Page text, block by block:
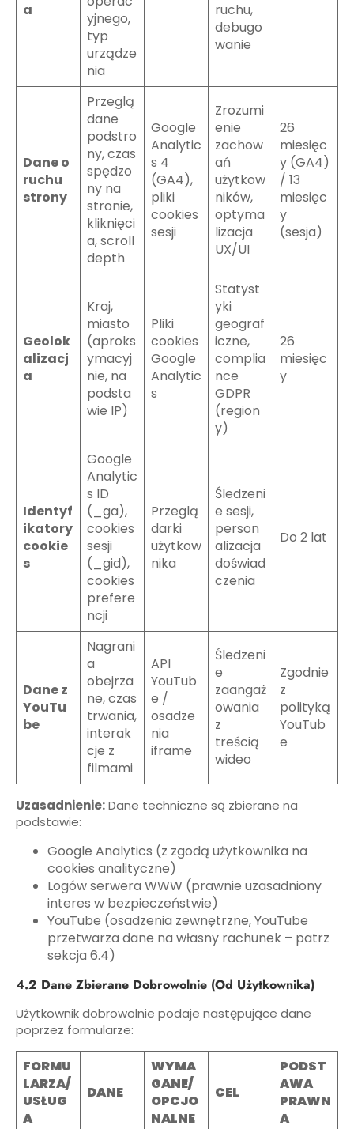
a
yjnego,
typ
urządze
nia
ruchu,
debugo
wanie
Dane o
ruchu
strony
Przeglą
dane
podstro
ny, czas
spędzo
ny na
stronie,
kliknięci
a, scroll
depth
Google
Analytic
s 4
(GA4),
pliki
cookies
sesji
Zrozumi
enie
zachow
ań
użytkow
ników,
optyma
lizacja
UX/UI
26
miesięc
y (GA4)
/ 13
miesięc
y
(sesja)
Geolok
alizacj
a
Kraj,
miasto
(aproks
ymacyj
nie, na
podsta
wie IP)
Pliki
cookies
Google
Analytic
s
Statyst
yki
geograf
iczne,
complia
nce
GDPR
(region
y)
26
miesięc
y
Identyf
ikatory
cookie
s
Google
Analytic
s ID
(_ga),
cookies
sesji
(_gid),
cookies
prefere
ncji
Przeglą
darki
użytkow
nika
Śledzeni
e sesji,
person
alizacja
doświad
czenia
Do 2 lat
Dane z
YouTu
be
Nagrani
a
obejrza
ne, czas
trwania,
interak
cje z
filmami
API
YouTub
e /
osadze
nia
iframe
Śledzeni
e
zaangaż
owania
z
treścią
wideo
Zgodnie
z
polityką
YouTub
e
Uzasadnienie:Dane techniczne są zbierane na
podstawie:
Google Analytics (z zgodą użytkownika na
cookies analityczne)
Logów serwera WWW (prawnie uzasadniony
interes w bezpieczeństwie)
YouTube (osadzenia zewnętrzne, YouTube
przetwarza dane na własny rachunek – patrz
sekcja 6.4)
4.2 Dane Zbierane Dobrowolnie (Od Użytkownika)
Użytkownik dobrowolnie podaje następujące dane
poprzez formularze:
FORMU
LARZA/
USŁUG
A
DANE
WYMA
GANE/
OPCJO
NALNE
CEL
PODST
AWA
PRAWN
A